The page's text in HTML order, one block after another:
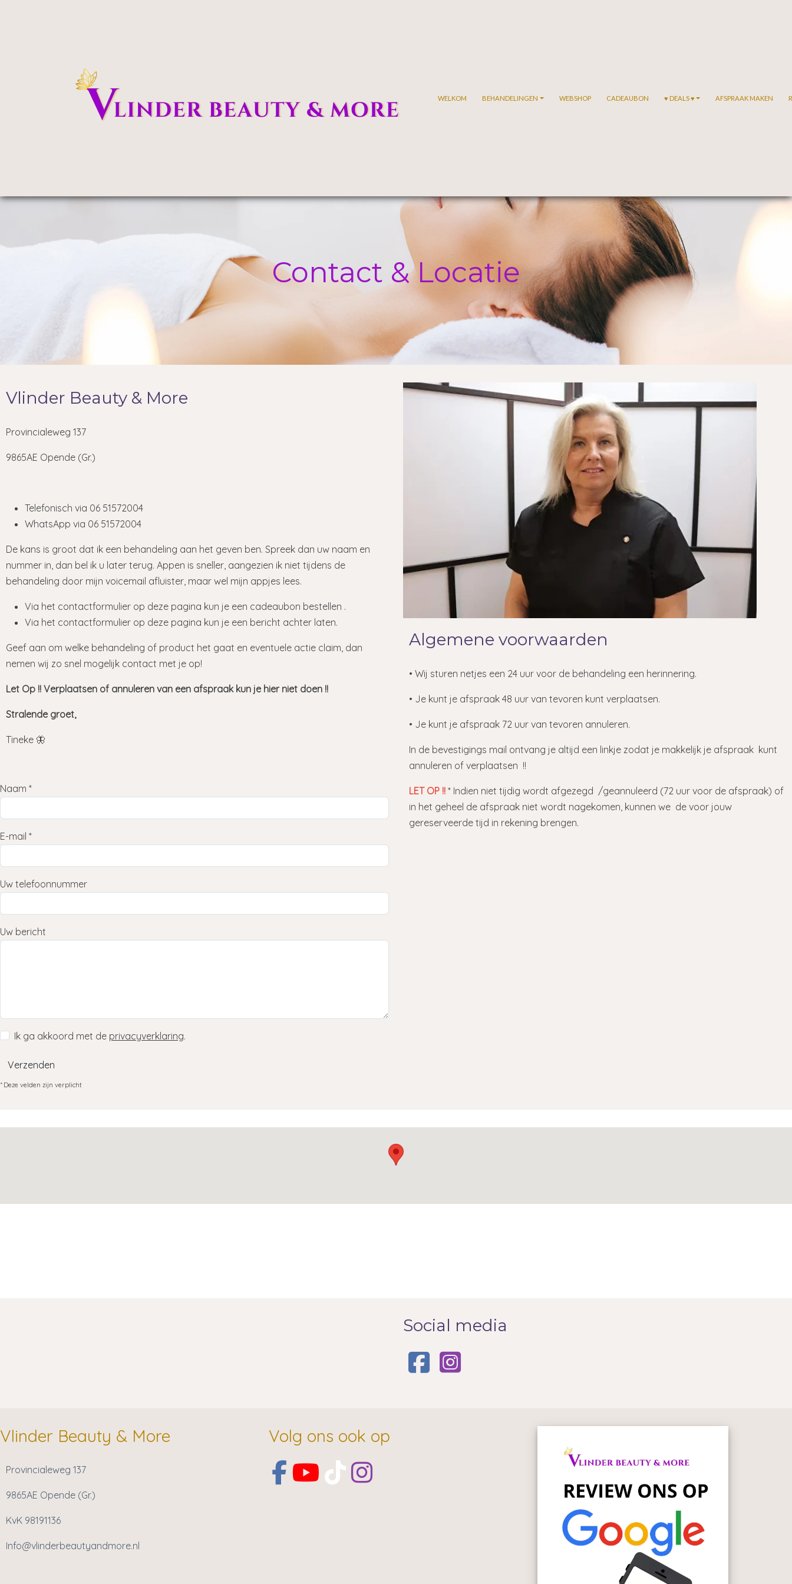
WELKOM BEHANDELINGEN WEBSHOP CADEAUBON ♥ DEALS ♥ AFSPRAAK MAKEN
Contact & Locatie
Vlinder Beauty & More
Provincialeweg 137
9865AE Opende (Gr.)
Telefonisch via 06 51572004
WhatsApp via 06 51572004
De kans is groot dat ik een behandeling aan het geven ben. Spreek dan uw naam en
nummer in, dan bel ik u later terug. Appen is sneller, aangezien ik niet tijdens de
behandeling door mijn voicemail afluister, maar wel mijn appjes lees.
Via het contactformulier op deze pagina kun je een cadeaubon bestellen .
Via het contactformulier op deze pagina kun je een bericht achter laten.
Geef aan om welke behandeling of product het gaat en eventuele actie claim, dan
nemen wij zo snel mogelijk contact met je op!
Let Op !! Verplaatsen of annuleren van een afspraak kun je hier niet doen !!
Stralende groet,
Tineke 🦋
Naam *
E-mail *
Uw telefoonnummer
Uw bericht
Ik ga akkoord met de privacyverklaring.
Verzenden
* Deze velden zijn verplicht
Algemene voorwaarden
• Wij sturen netjes een 24 uur voor de behandeling een herinnering.
• Je kunt je afspraak 48 uur van tevoren kunt verplaatsen.
• Je kunt je afspraak 72 uur van tevoren annuleren.
In de bevestigings mail ontvang je altijd een linkje zodat je makkelijk je afspraak kunt
annuleren of verplaatsen !!
LET OP !! * Indien niet tijdig wordt afgezegd /geannuleerd (72 uur voor de afspraak) of
in het geheel de afspraak niet wordt nagekomen, kunnen we de voor jouw
gereserveerde tijd in rekening brengen.
Social media
Vlinder Beauty & More
Provincialeweg 137
9865AE Opende (Gr.)
KvK 98191136
Info@vlinderbeautyandmore.nl
Volg ons ook op